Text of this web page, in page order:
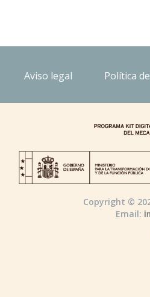
Aviso legal Política
Copyright ©
Email: